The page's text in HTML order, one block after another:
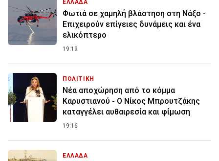
ΕΛΛΑΔΑ
Φωτιά σε χαμηλή βλάστηση στη Νάξο -
Επιχειρούν επίγειες δυνάμεις και ένα
ελικόπτερο
19:19
ΠΟΛΙΤΙΚΗ
Νέα αποχώρηση από το κόμμα
Καρυστιανού - Ο Νίκος Μπρουτζάκης
καταγγέλει αυθαιρεσία και φίμωση
19:16
ΕΛΛΑΔΑ